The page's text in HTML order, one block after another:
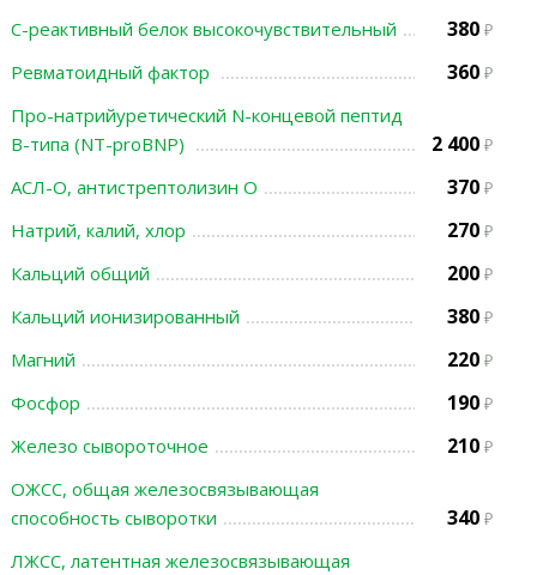
С-реактивный белок высокочувствительный 380
Ревматоидный фактор 360
Про-натрийуретический N-концевой пептид
В-типа (NT-proBNP)
2 400
АСЛ-О, антистрептолизин О 370
Натрий, калий, хлор 270
Кальций общий 200
Кальций ионизированный 380
Магний 220
Фосфор 190
Железо сывороточное 210
ОЖСС, общая железосвязывающая
способность сыворотки
340
ЛЖСС, латентная железосвязывающая